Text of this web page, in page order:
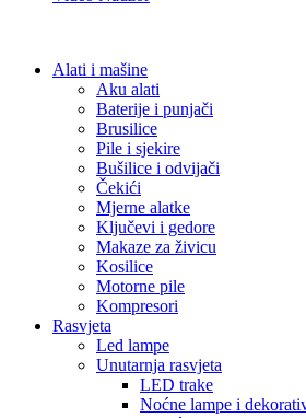
Alati i mašine
Aku alati
Baterije i punjači
Brusilice
Pile i sjekire
Bušilice i odvijači
Čekići
Mjerne alatke
Ključevi i gedore
Makaze za živicu
Kosilice
Motorne pile
Kompresori
Rasvjeta
Led lampe
Unutarnja rasvjeta
LED trake
Noćne lampe i